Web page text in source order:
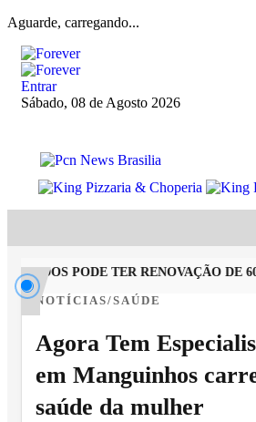
Aguarde, carregando...
Entrar
Sábado, 08 de Agosto 2026
PODE TER RENOVAÇÃO DE
NOTÍCIAS/SAÚDE
Agora Tem
em Manguinhos
saúde da mulher